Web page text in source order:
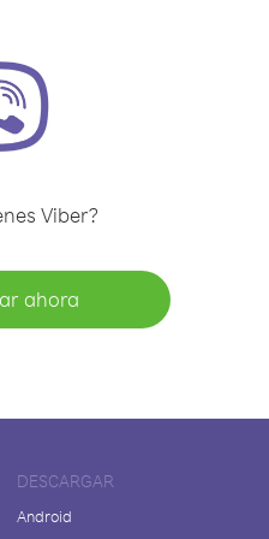
Viber?
ahora
DESCARGAR
Android